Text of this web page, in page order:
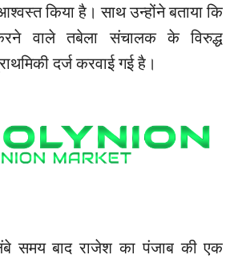
किया है। साथ उन्होंने बताया कि
वाले तबेला संचालक के विरुद्ध
दर्ज करवाई गई है।
समय बाद राजेश का पंजाब की एक